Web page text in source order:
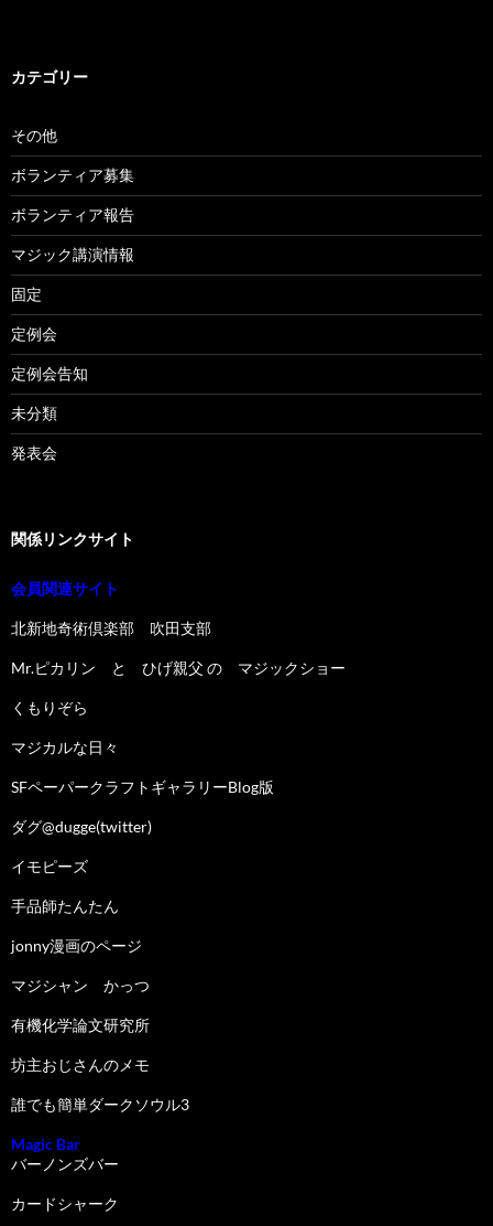
カテゴリー
その他
ボランティア募集
ボランティア報告
マジック講演情報
固定
定例会
定例会告知
未分類
発表会
関係リンクサイト
会員関連サイト
北新地奇術倶楽部 吹田支部
Mr.ピカリン と ひげ親父 の マジックショー
くもりぞら
マジカルな日々
SFペーパークラフトギャラリーBlog版
ダグ@dugge(twitter)
イモピーズ
手品師たんたん
jonny漫画のページ
マジシャン かっつ
有機化学論文研究所
坊主おじさんのメモ
誰でも簡単ダークソウル3
Magic Bar
バーノンズバー
カードシャーク